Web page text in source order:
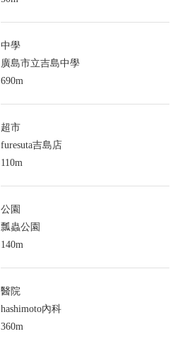
中學
廣島市立吉島中學
690m
超市
furesuta吉島店
110m
公園
瓢蟲公園
140m
醫院
hashimoto內科
360m